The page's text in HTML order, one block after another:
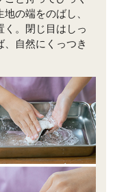
の端をのばし、
。閉じ目はしっ
自然にくっつき